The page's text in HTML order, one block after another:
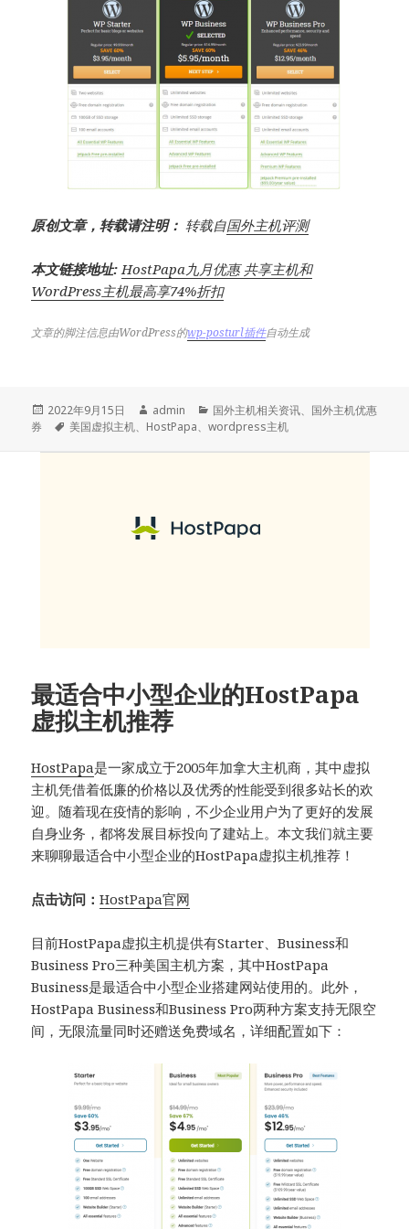
原创文章，转载请注明： 转载自国外主机评测
本文链接地址: HostPapa九月优惠 共享主机和
WordPress主机最高享74%折扣
文章的脚注信息由WordPress的wp-posturl插件自动生成
发
布
2022年9月15日
作
者
admin
分
类
国外主机相关资讯、 国外主机优惠
券
标
美国虚拟主机、 HostPapa、wordpress主机
最适合中小型企业的HostPapa
虚拟主机推荐
HostPapa是一家成立于2005年加拿大主机商，其中虚拟
主机凭借着低廉的价格以及优秀的性能受到很多站长的欢
迎。随着现在疫情的影响，不少企业用户为了更好的发展
自身业务，都将发展目标投向了建站上。本文我们就主要
来聊聊最适合中小型企业的HostPapa虚拟主机推荐！
点击访问：HostPapa官网
目前HostPapa虚拟主机提供有Starter、Business和
Business Pro三种美国主机方案，其中HostPapa
Business是最适合中小型企业搭建网站使用的。此外，
HostPapa Business和Business Pro两种方案支持无限空
间，无限流量同时还赠送免费域名，详细配置如下：